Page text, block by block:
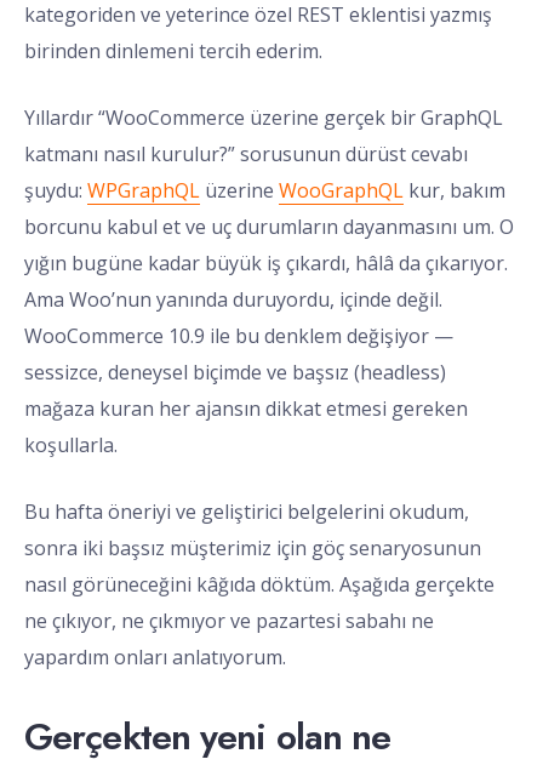
kategoriden ve yeterince özel REST eklentisi yazmış
birinden dinlemeni tercih ederim.
Yıllardır “WooCommerce üzerine gerçek bir GraphQL
katmanı nasıl kurulur?” sorusunun dürüst cevabı
şuydu: WPGraphQL üzerine WooGraphQL kur, bakım
borcunu kabul et ve uç durumların dayanmasını um. O
yığın bugüne kadar büyük iş çıkardı, hâlâ da çıkarıyor.
Ama Woo’nun yanında duruyordu, içinde değil.
WooCommerce 10.9 ile bu denklem değişiyor —
sessizce, deneysel biçimde ve başsız (headless)
mağaza kuran her ajansın dikkat etmesi gereken
koşullarla.
Bu hafta öneriyi ve geliştirici belgelerini okudum,
sonra iki başsız müşterimiz için göç senaryosunun
nasıl görüneceğini kâğıda döktüm. Aşağıda gerçekte
ne çıkıyor, ne çıkmıyor ve pazartesi sabahı ne
yapardım onları anlatıyorum.
Gerçekten yeni olan ne